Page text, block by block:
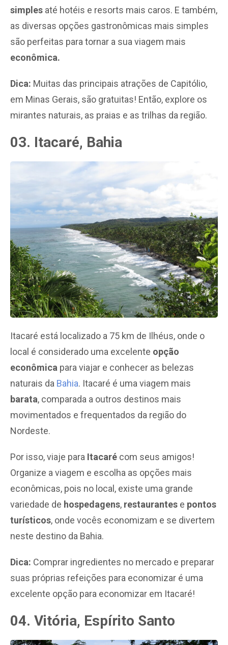
simples até hotéis e resorts mais caros. E também,
as diversas opções gastronômicas mais simples
são perfeitas para tornar a sua viagem mais
econômica.
Dica: Muitas das principais atrações de Capitólio,
em Minas Gerais, são gratuitas! Então, explore os
mirantes naturais, as praias e as trilhas da região.
03. Itacaré, Bahia
Itacaré está localizado a 75 km de Ilhéus, onde o
local é considerado uma excelente opção
econômica para viajar e conhecer as belezas
naturais da Bahia. Itacaré é uma viagem mais
barata, comparada a outros destinos mais
movimentados e frequentados da região do
Nordeste.
Por isso, viaje para Itacaré com seus amigos!
Organize a viagem e escolha as opções mais
econômicas, pois no local, existe uma grande
variedade de hospedagens, restaurantes e pontos
turísticos, onde vocês economizam e se divertem
neste destino da Bahia.
Dica: Comprar ingredientes no mercado e preparar
suas próprias refeições para economizar é uma
excelente opção para economizar em Itacaré!
04. Vitória, Espírito Santo